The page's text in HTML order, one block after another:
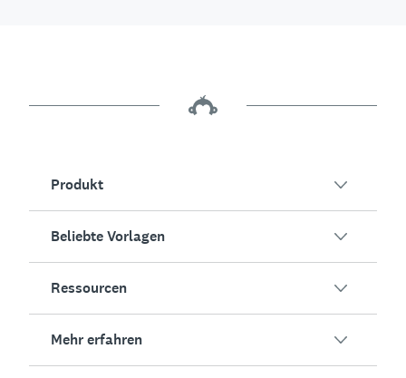
Produkt
Umfragen
KI-Umfragegenerator
Online-Formulare
Beliebte Vorlagen
Mitarbeiterengagement
Event-Feedback
Ressourcen
Mehr erfahren